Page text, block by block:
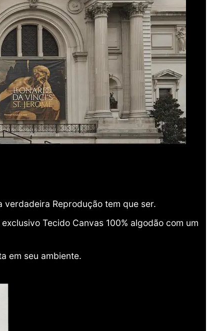
verdadeira Reprodução tem que ser.
Tecido Canvas 100% algodão com um
em seu ambiente.